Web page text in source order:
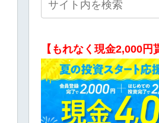
【もれなく現金2,000円